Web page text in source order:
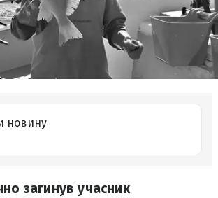
новину
загинув учасник